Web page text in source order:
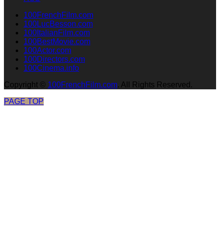
100FrenchFilm.com
100LucBesson.com
100ItalianFilm.com
100BestMovie.com
100Actor.com
100Directors.com
100Cinema.info
Copyright © 100FrenchFilm.com. All Rights Reserved.
PAGE TOP